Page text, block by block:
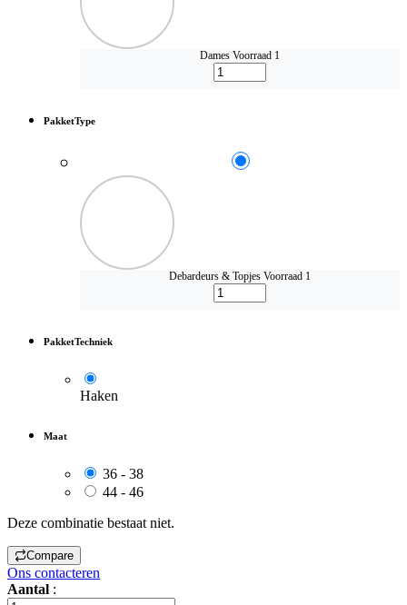
Dames Voorraad 1
PakketType
Debardeurs & Topjes Voorraad 1
PakketTechniek
Haken
Maat
36 - 38
44 - 46
Deze combinatie bestaat niet.
Compare
Ons contacteren
Aantal :